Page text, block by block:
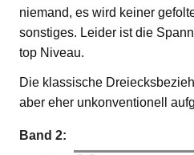
niemand, es wird keiner
sonstiges. Leider ist die
top Niveau.
Die klassische
aber eher unkonventionell
Band 2: